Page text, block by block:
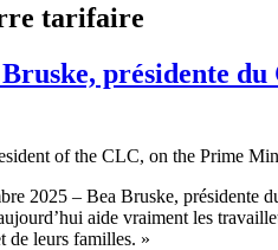
tarifaire
présidente
2025 – Bea Bruske, présidente
aide vraiment les
de leurs familles. »